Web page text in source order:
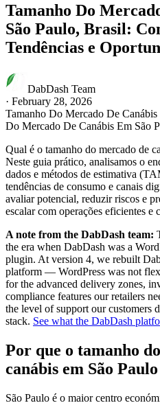
Tamanho Do
São Paulo, Brasil:
Tendências e
DabDash Team
· February 28, 2026
Tamanho Do Mercado De Canábis
Do Mercado De Canábis Em São
Qual é o tamanho do mercado de
Neste guia prático, analisamos o
dados e métodos de estimativa
tendências de consumo e canais
avaliar potencial, reduzir riscos e
escalar com operações eficientes e
A note from the DabDash team:
the era when DabDash was a
plugin. At version 4, we rebuilt
platform — WordPress was not
for the advanced delivery zones,
compliance features our retailers
the level of support our customers
stack. See what the DabDash
Por que o tamanho
canábis em São
São Paulo é o maior centro